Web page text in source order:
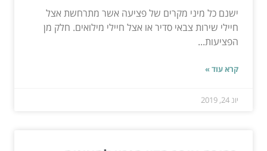
ישנם כל מיני מקרים של פציעה אשר מתרחשת אצל
חיילי שירות צבאי סדיר או אצל חיילי מילואים. חלק מן
הפציעות...
קרא עוד »
יונ 24, 2019